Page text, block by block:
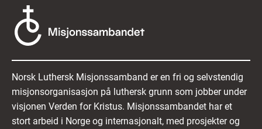
Norsk Luthersk Misjonssamband er en fri og selvstendig
misjonsorganisasjon på luthersk grunn som jobber under
visjonen Verden for Kristus. Misjonssambandet har et
stort arbeid i Norge og internasjonalt, med prosjekter og